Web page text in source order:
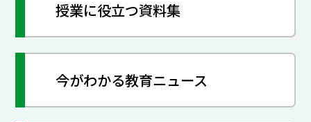
授業に役立つ資料集
今がわかる教育ニュース